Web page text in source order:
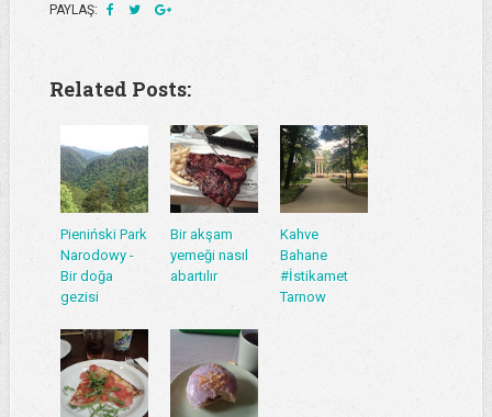
PAYLAŞ:
Related Posts:
Pieniński Park
Narodowy -
Bir doğa
gezisi
Bir akşam
yemeği nasıl
abartılır
Kahve
Bahane
#İstikamet
Tarnow